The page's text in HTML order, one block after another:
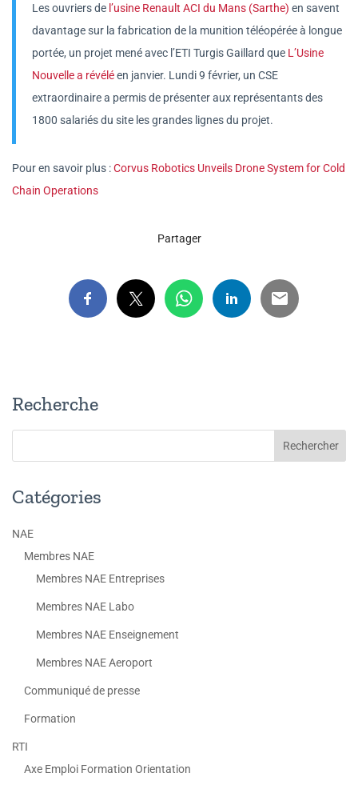
Les ouvriers de l’usine Renault ACI du Mans (Sarthe) en savent
davantage sur la fabrication de la munition téléopérée à longue
portée, un projet mené avec l’ETI Turgis Gaillard que L’Usine
Nouvelle a révéléen janvier. Lundi 9 février, un CSE
extraordinaire a permis de présenter aux représentants des
1800 salariés du site les grandes lignes du projet.
Pour en savoir plus :Corvus Robotics Unveils Drone System for Cold
Chain Operations
Partager
Recherche
Catégories
NAE
Membres NAE
Membres NAE Entreprises
Membres NAE Labo
Membres NAE Enseignement
Membres NAE Aeroport
Communiqué de presse
Formation
RTI
Axe Emploi Formation Orientation